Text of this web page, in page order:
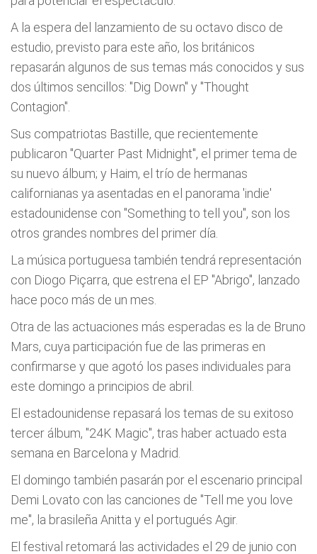
A la espera del lanzamiento de su octavo disco de
estudio, previsto para este año, los británicos
repasarán algunos de sus temas más conocidos y sus
dos últimos sencillos: "Dig Down" y "Thought
Contagion".
Sus compatriotas Bastille, que recientemente
publicaron "Quarter Past Midnight", el primer tema de
su nuevo álbum; y Haim, el trío de hermanas
californianas ya asentadas en el panorama 'indie'
estadounidense con "Something to tell you", son los
otros grandes nombres del primer día.
La música portuguesa también tendrá representación
con Diogo Piçarra, que estrena el EP "Abrigo", lanzado
hace poco más de un mes.
Otra de las actuaciones más esperadas es la de Bruno
Mars, cuya participación fue de las primeras en
confirmarse y que agotó los pases individuales para
este domingo a principios de abril.
El estadounidense repasará los temas de su exitoso
tercer álbum, "24K Magic", tras haber actuado esta
semana en Barcelona y Madrid.
El domingo también pasarán por el escenario principal
Demi Lovato con las canciones de "Tell me you love
me", la brasileña Anitta y el portugués Agir.
El festival retomará las actividades el 29 de junio con